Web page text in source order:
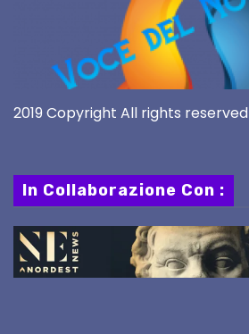
2019 Copyright All rights reserved
In Collaborazione Con :